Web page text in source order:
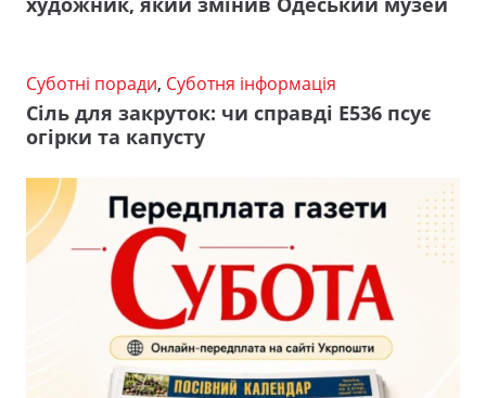
Суботні поради, Суботня інформація
Сіль для закруток: чи справді Е536 псує
огірки та капусту